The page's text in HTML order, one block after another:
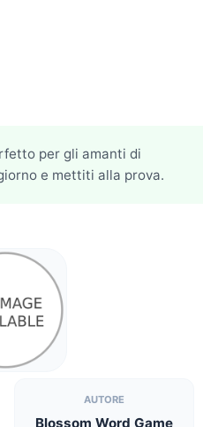
per gli amanti di
e mettiti alla prova.
AUTORE
Blossom Word Game